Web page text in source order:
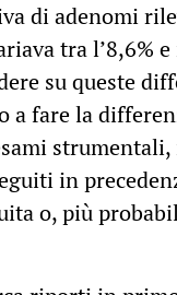
di adenomi
tra l’8,6%
su queste
a fare la
in
o, più